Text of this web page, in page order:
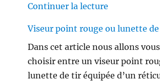
Continuer la lecture
Viseur point rouge ou lunette
Dans cet article nous allons
choisir entre un viseur point
lunette de tir équipée d’un